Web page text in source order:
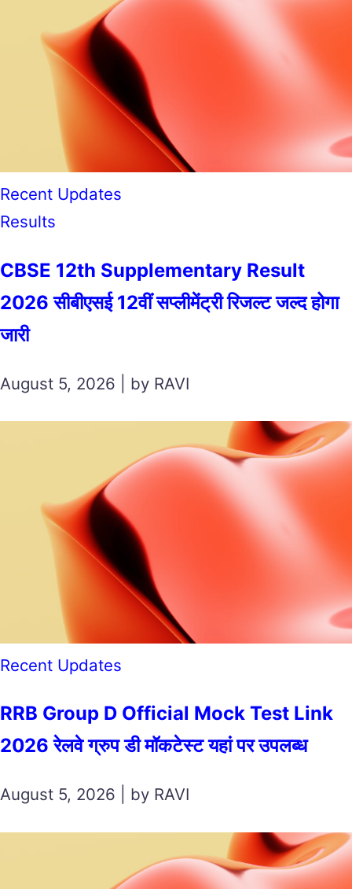
Recent Updates
Results
CBSE 12th Supplementary Result
2026 सीबीएसई 12वीं सप्लीमेंट्री रिजल्ट जल्द होगा
जारी
August 5, 2026 | by RAVI
Recent Updates
RRB Group D Official Mock Test Link
2026 रेलवे ग्रुप डी मॉकटेस्ट यहां पर उपलब्ध
August 5, 2026 | by RAVI